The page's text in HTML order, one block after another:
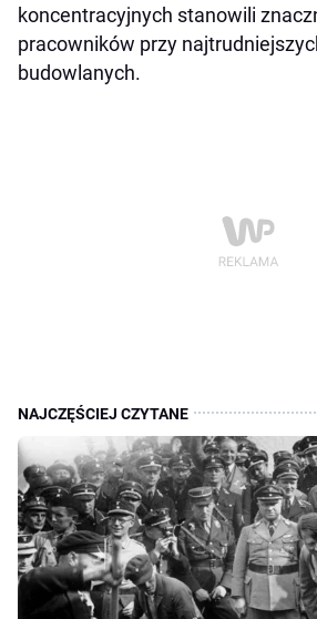
koncentracyjnych stanowili
pracowników przy
budowlanych.